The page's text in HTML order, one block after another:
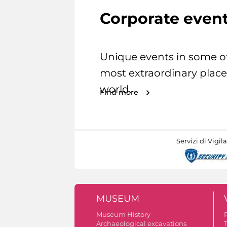
Corporate
Unique events in some
most extraordinary
world.
Find more
Servizi di
MUSEUM
Museum History
Archaeological excavations